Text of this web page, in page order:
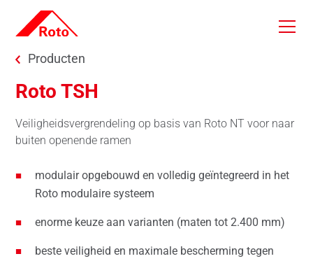
Skip to main content
You are here:
Producten
Roto TSH
Veiligheidsvergrendeling op basis van Roto NT voor naar
buiten openende ramen
modulair opgebouwd en volledig geïntegreerd in het
Roto modulaire systeem
enorme keuze aan varianten (maten tot 2.400 mm)
beste veiligheid en maximale bescherming tegen